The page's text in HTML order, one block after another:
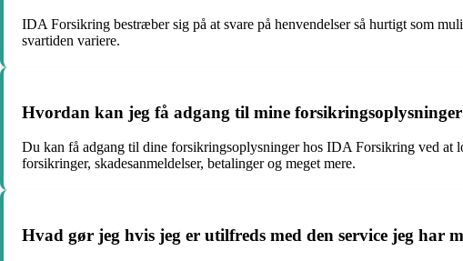
IDA Forsikring bestræber sig på at svare på henvendelser så hurtigt som
svartiden variere.
Hvordan kan jeg få adgang til mine
Du kan få adgang til dine forsikringsoplysninger hos IDA Forsikring ved at
forsikringer, skadesanmeldelser, betalinger og meget mere.
Hvad gør jeg hvis jeg er utilfreds med den service jeg har